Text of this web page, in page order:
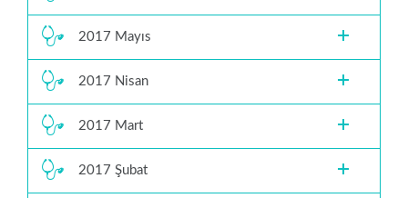
2017 Mayıs
2017 Nisan
2017 Mart
2017 Şubat